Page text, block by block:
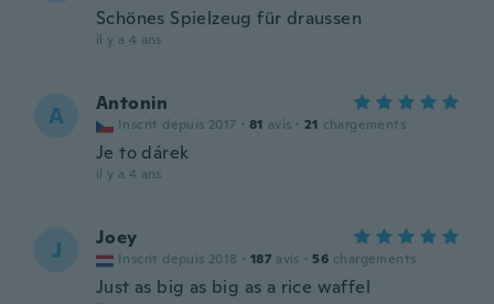
Schönes Spielzeug für draussen
il y a 4 ans
A Antonin
Inscrit depuis 2017 · 81 avis · 21 chargements
Je to dárek
il y a 4 ans
J Joey
Inscrit depuis 2018 · 187 avis · 56 chargements
Just as big as big as a rice waffel